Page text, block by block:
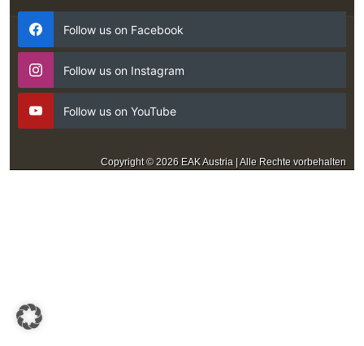
Follow us on Facebook
Follow us on Instagram
Follow us on YouTube
Copyright © 2026 EAK Austria | Alle Rechte vorbehalten